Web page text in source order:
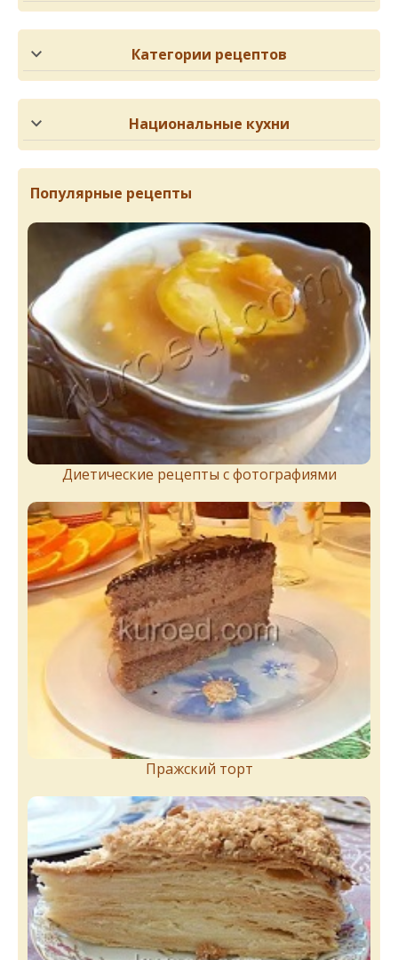
Категории рецептов
Национальные кухни
Популярные рецепты
Диетические рецепты с фотографиями
Пражский торт